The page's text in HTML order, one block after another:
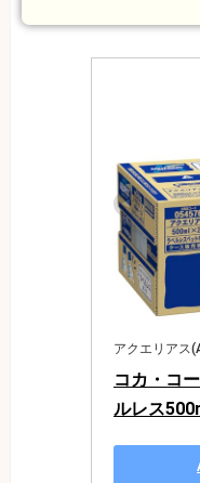
アクエリアス
コカ・コ
ルレス